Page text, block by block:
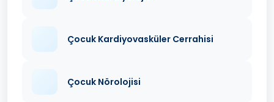
Çocuk Kardiyovasküler Cerrahisi
Çocuk Nörolojisi